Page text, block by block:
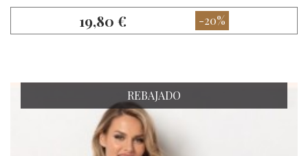
19,80 € -20%
REBAJADO